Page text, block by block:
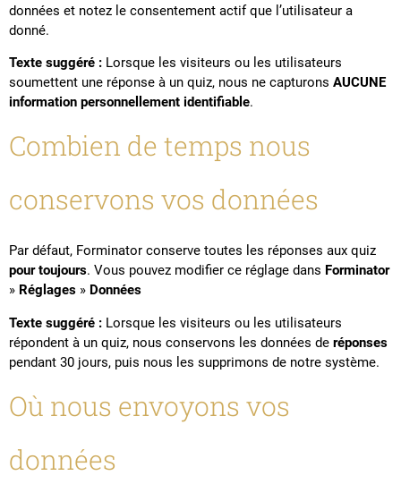
données et notez le consentement actif que l’utilisateur a
donné.
Texte suggéré : Lorsque les visiteurs ou les utilisateurs
soumettent une réponse à un quiz, nous ne capturons AUCUNE
information personnellement identifiable.
Combien de temps nous
conservons vos données
Par défaut, Forminator conserve toutes les réponses aux quiz
pour toujours. Vous pouvez modifier ce réglage dans Forminator
» Réglages » Données
Texte suggéré : Lorsque les visiteurs ou les utilisateurs
répondent à un quiz, nous conservons les données de réponses
pendant 30 jours, puis nous les supprimons de notre système.
Où nous envoyons vos
données